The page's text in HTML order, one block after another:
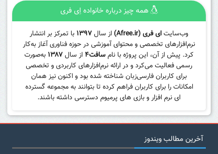
همه چیز درباره خانواده اِی فری
وب‌سایتای فری (Afree.ir) از سال۱۳۹۷ با تمرکز بر انتشار
نرم‌افزارهای تخصصی و محتوای آموزشی در حوزه فناوری آغاز به‌کار
کرد. پیش از آن، این پروژه با نامسافت۴ از سال۱۳۸۷ به‌صورت
رسمی فعالیت می‌کرد و در ارائه نرم‌افزارهای کاربردی و تخصصی
برای کاربران فارسی‌زبان شناخته شده بود و اکنون نیز همان
امکانات را برای کاربران فراهم کرده تا بتوانند به مجموعه گسترده
ای نرم افزار و بازی های پرمیوم دسترسی داشته باشند.
آخرین مطالب ویندوز